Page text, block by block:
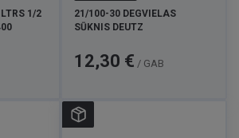
1/2
21/100-30 DEGVIELAS
SŪKNIS DEUTZ
Cena
12,30 € / GAB